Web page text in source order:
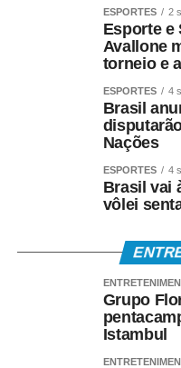
a
A ABEP também
da Justiça Eleitoral de
qualidade das pesquisas.
“Entendemos que
construídas em diálogo
com os institutos de
estimulando práticas
rigor metodológico que
séria”, completou.
COMENTE ABAIXO:
ESPORTES 2
Esporte e
Avallone
torneio e
ESPORTES 4
Brasil
Nações
ESPORTES 4
Brasil vai
vôlei
Grupo
Istambul